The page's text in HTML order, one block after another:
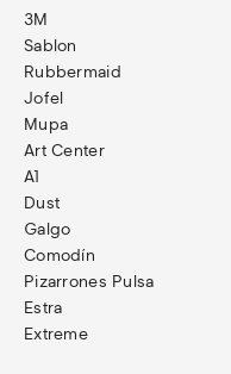
3M
Sablon
Rubbermaid
Jofel
Mupa
Art Center
A1
Dust
Galgo
Comodín
Pizarrones Pulsa
Estra
Extreme